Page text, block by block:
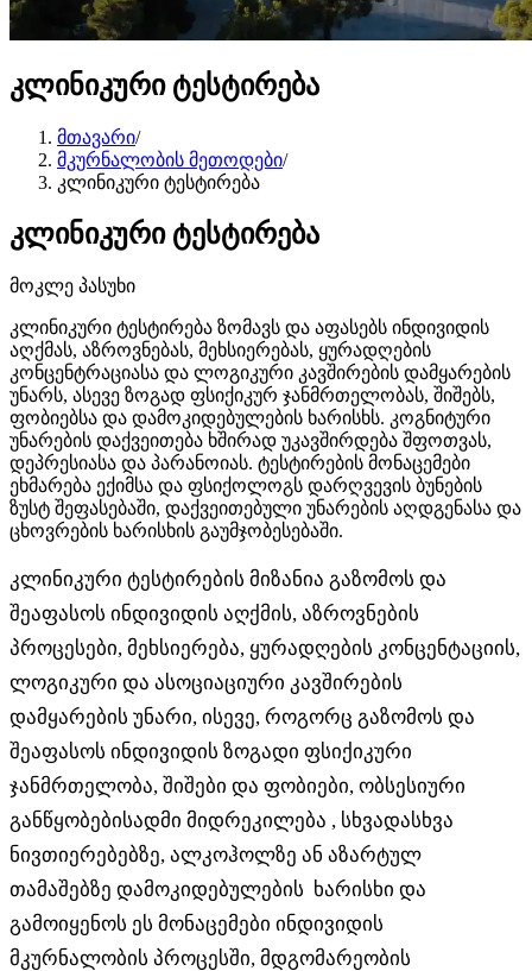
კლინიკური ტესტირება
მთავარი/
მკურნალობის მეთოდები/
კლინიკური ტესტირება
კლინიკური ტესტირება
მოკლე პასუხი
კლინიკური ტესტირება ზომავს და აფასებს ინდივიდის
აღქმას, აზროვნებას, მეხსიერებას, ყურადღების
კონცენტრაციასა და ლოგიკური კავშირების დამყარების
უნარს, ასევე ზოგად ფსიქიკურ ჯანმრთელობას, შიშებს,
ფობიებსა და დამოკიდებულების ხარისხს. კოგნიტური
უნარების დაქვეითება ხშირად უკავშირდება შფოთვას,
დეპრესიასა და პარანოიას. ტესტირების მონაცემები
ეხმარება ექიმსა და ფსიქოლოგს დარღვევის ბუნების
ზუსტ შეფასებაში, დაქვეითებული უნარების აღდგენასა და
ცხოვრების ხარისხის გაუმჯობესებაში.
კლინიკური ტესტირების მიზანია გაზომოს და
შეაფასოს ინდივიდის აღქმის, აზროვნების
პროცესები, მეხსიერება, ყურადღების კონცენტაციის,
ლოგიკური და ასოციაციური კავშირების
დამყარების უნარი, ისევე, როგორც გაზომოს და
შეაფასოს ინდივიდის ზოგადი ფსიქიკური
ჯანმრთელობა, შიშები და ფობიები, ობსესიური
განწყობებისადმი მიდრეკილება , სხვადასხვა
ნივთიერებებზე, ალკოჰოლზე ან აზარტულ
თამაშებზე დამოკიდებულების ხარისხი და
გამოიყენოს ეს მონაცემები ინდივიდის
მკურნალობის პროცესში, მდგომარეობის